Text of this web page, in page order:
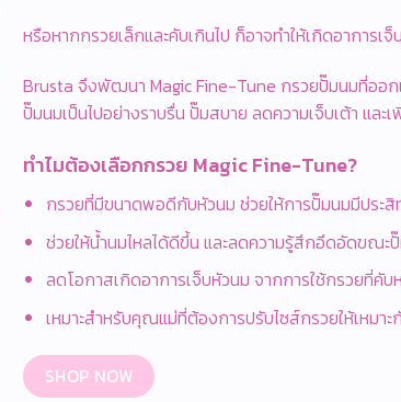
หรือหากกรวยเล็กและคับเกินไป ก็อาจทำให้เกิดอาการเ
Brusta จึงพัฒนา Magic Fine-Tune กรวยปั๊มนมที่ออก
ปั๊มนมเป็นไปอย่างราบรื่น ปั๊มสบาย ลดความเจ็บเต้า แล
ทำไมต้องเลือกกรวย Magic Fine-Tune?
กรวยที่มีขนาดพอดีกับหัวนม ช่วยให้การปั๊มนมมีประ
ช่วยให้น้ำนมไหลได้ดีขึ้น และลดความรู้สึกอึดอัดขณะ
ลดโอกาสเกิดอาการเจ็บหัวนม จากการใช้กรวยที่คับ
เหมาะสำหรับคุณแม่ที่ต้องการปรับไซส์กรวยให้เหมา
SHOP NOW